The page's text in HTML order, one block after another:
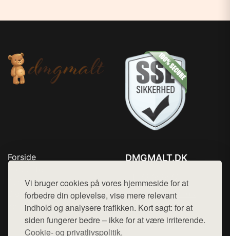
Vi bruger cookies på vores hjemmeside for at
forbedre din oplevelse, vise mere relevant
indhold og analysere trafikken. Kort sagt: for at
siden fungerer bedre – ikke for at være irriterende.
Cookie- og privatlivspolitik.
Forside
Top Rabatter
Blog
Kontakt
DMGMALT.DK
Mail: hej@want.dk
Cookie- og privatlivspolitik